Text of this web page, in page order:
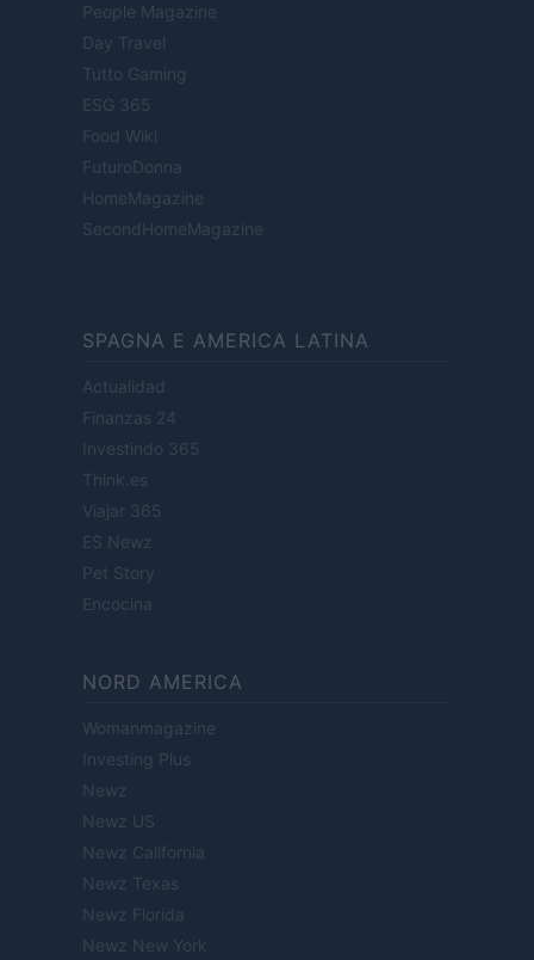
People Magazine
Day Travel
Tutto Gaming
ESG 365
Food Wiki
FuturoDonna
HomeMagazine
SecondHomeMagazine
SPAGNA E AMERICA LATINA
Actualidad
Finanzas 24
Investindo 365
Think.es
Viajar 365
ES Newz
Pet Story
Encocina
NORD AMERICA
Womanmagazine
Investing Plus
Newz
Newz US
Newz California
Newz Texas
Newz Florida
Newz New York